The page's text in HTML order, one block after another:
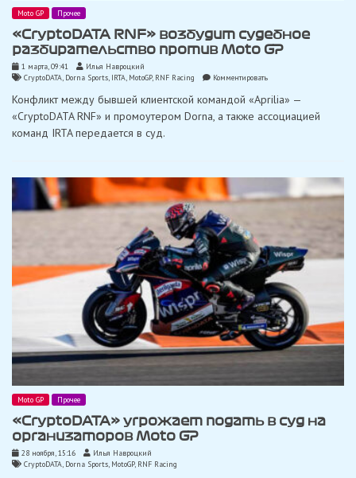
Moto GP Прочее
«CryptoDATA RNF» возбудит судебное
разбирательство против Moto GP
1 марта, 09:41
Илья Навроцкий
CryptoDATA, Dorna Sports, IRTA, MotoGP, RNF Racing Комментироватьon
RNF»
судебное
Конфликт между бывшей клиентской командой «Aprilia» —
«CryptoDATA RNF» и промоутером Dorna, а также ассоциацией
команд IRTA передается в суд.
Moto GP Прочее
«CryptoDATA» угрожает подать в суд на
организаторов Moto GP
28 ноября, 15:16
Илья Навроцкий
CryptoDATA, Dorna Sports, MotoGP, RNF Racing